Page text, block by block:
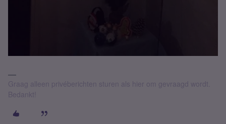
Graag alleen privéberichten sturen als hier om gevraagd wordt.
Bedankt!